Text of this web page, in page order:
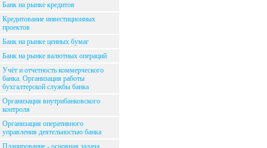
Банк на рынке кредитов
Кредитование инвестиционных
проектов
Банк на рынке ценных бумаг
Банк на рынке валютных операций
Учёт и отчетность коммерческого
банка. Организация работы
бухгалтерской службы банка
Организация внутрибанковского
контроля
Организация оперативного
управления деятельностью банка
Планирование - основная задача